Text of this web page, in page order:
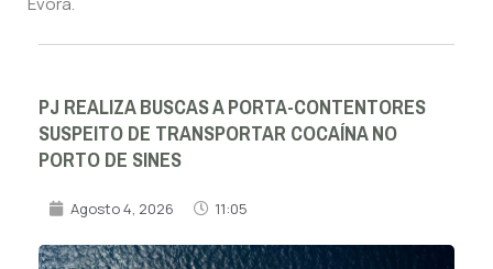
PJ REALIZA BUSCAS A PORTA-CONTENTORES
SUSPEITO DE TRANSPORTAR COCAÍNA NO
PORTO DE SINES
Agosto 4, 2026 11:05